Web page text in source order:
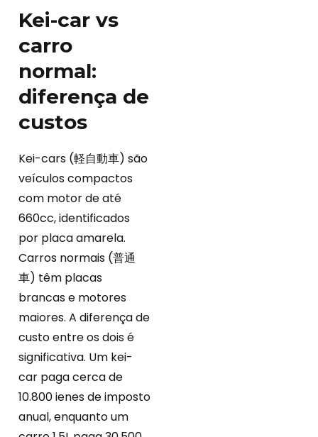
Kei-car vs
carro
normal:
diferença de
custos
Kei-cars (軽自動車) são
veículos compactos
com motor de até
660cc, identificados
por placa amarela.
Carros normais (普通
車) têm placas
brancas e motores
maiores. A diferença de
custo entre os dois é
significativa. Um kei-
car paga cerca de
10.800 ienes de imposto
anual, enquanto um